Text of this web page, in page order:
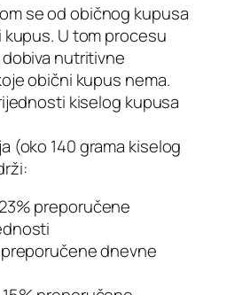
se od običnog kupusa
kupus. U tom procesu
nutritivne
obični kupus nema.
kiselog kupusa
(oko 140 grama kiselog
preporučene
preporučene dnevne